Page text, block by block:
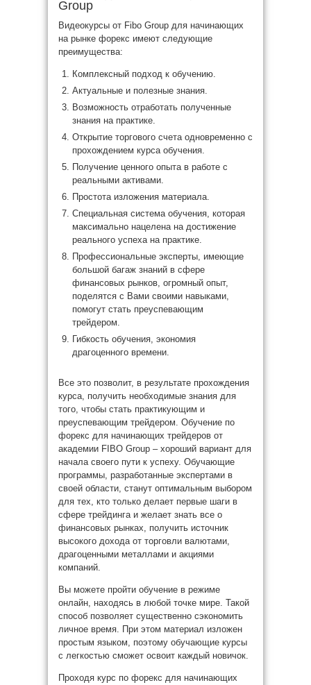
Group
Видеокурсы от Fibo Group для начинающих
на рынке форекс имеют следующие
преимущества:
Комплексный подход к обучению.
Актуальные и полезные знания.
Возможность отработать полученные
знания на практике.
Открытие торгового счета одновременно с
прохождением курса обучения.
Получение ценного опыта в работе с
реальными активами.
Простота изложения материала.
Специальная система обучения, которая
максимально нацелена на достижение
реального успеха на практике.
Профессиональные эксперты, имеющие
большой багаж знаний в сфере
финансовых рынков, огромный опыт,
поделятся с Вами своими навыками,
помогут стать преуспевающим
трейдером.
Гибкость обучения, экономия
драгоценного времени.
Все это позволит, в результате прохождения
курса, получить необходимые знания для
того, чтобы стать практикующим и
преуспевающим трейдером. Обучение по
форекс для начинающих трейдеров от
академии FIBO Group – хороший вариант для
начала своего пути к успеху. Обучающие
программы, разработанные экспертами в
своей области, станут оптимальным выбором
для тех, кто только делает первые шаги в
сфере трейдинга и желает знать все о
финансовых рынках, получить источник
высокого дохода от торговли валютами,
драгоценными металлами и акциями
компаний.
Вы можете пройти обучение в режиме
онлайн, находясь в любой точке мире. Такой
способ позволяет существенно сэкономить
личное время. При этом материал изложен
простым языком, поэтому обучающие курсы
с легкостью сможет освоит каждый новичок.
Проходя курс по форекс для начинающих